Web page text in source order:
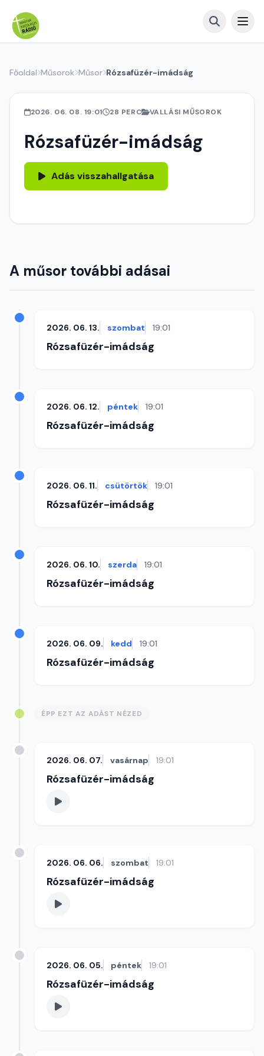
Főoldal Műsorok Műsor Rózsafüzér-imádság
2026. 06. 08. 19:01 28 PERC VALLÁSI MŰSOROK
Rózsafüzér-imádság
Adás visszahallgatása
A műsor további adásai
2026. 06. 13. szombat 19:01
Rózsafüzér-imádság
2026. 06. 12. péntek 19:01
Rózsafüzér-imádság
2026. 06. 11. csütörtök 19:01
Rózsafüzér-imádság
2026. 06. 10. szerda 19:01
Rózsafüzér-imádság
2026. 06. 09. kedd 19:01
Rózsafüzér-imádság
ÉPP EZT AZ ADÁST NÉZED
2026. 06. 07. vasárnap 19:01
Rózsafüzér-imádság
2026. 06. 06. szombat 19:01
Rózsafüzér-imádság
2026. 06. 05. péntek 19:01
Rózsafüzér-imádság